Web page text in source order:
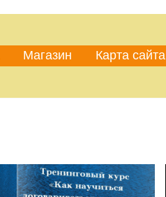
Магазин Карта сайта